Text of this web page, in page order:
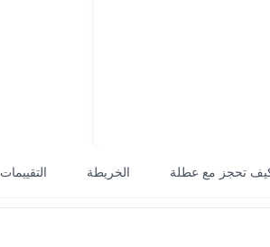
تحجز مع عطلة الخريطة التقييمات